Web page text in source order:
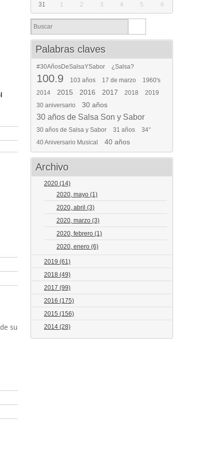
su
31 1 2 3 4 5 6
Palabras claves
#30AñosDeSalsaYSabor ¿Salsa?
100.9 103 años 17 de marzo
1960's
2014
2015 2016 2017 2018
2019
30 aniversario
30 años
30 años de Salsa Son y Sabor
30 años de Salsa y Sabor 31 años
34°
40 Aniversario Musical
40 años
Archivo
2020 (14)
2020, mayo (1)
2020, abril (3)
2020, marzo (3)
2020, febrero (1)
2020, enero (6)
2019 (61)
2018 (49)
2017 (99)
2016 (175)
2015 (156)
2014 (28)